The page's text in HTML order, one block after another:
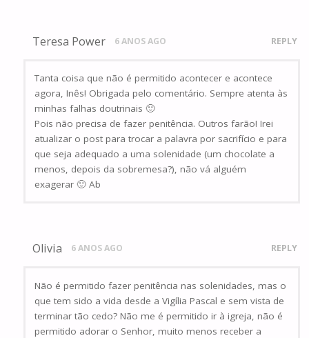
Teresa Power 6 ANOS AGO REPLY
Tanta coisa que não é permitido acontecer e acontece
agora, Inês! Obrigada pelo comentário. Sempre atenta às
minhas falhas doutrinais 🙂
Pois não precisa de fazer penitência. Outros farão! Irei
atualizar o post para trocar a palavra por sacrifício e para
que seja adequado a uma solenidade (um chocolate a
menos, depois da sobremesa?), não vá alguém
exagerar 🙂 Ab
Olivia 6 ANOS AGO REPLY
Não é permitido fazer penitência nas solenidades, mas o
que tem sido a vida desde a Vigília Pascal e sem vista de
terminar tão cedo? Não me é permitido ir à igreja, não é
permitido adorar o Senhor, muito menos receber a